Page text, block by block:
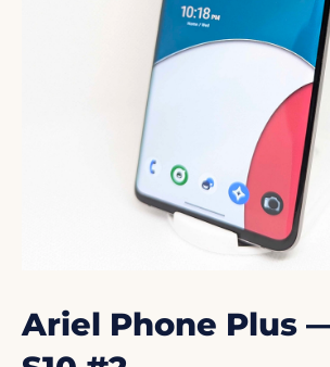
Ariel Phone Plus